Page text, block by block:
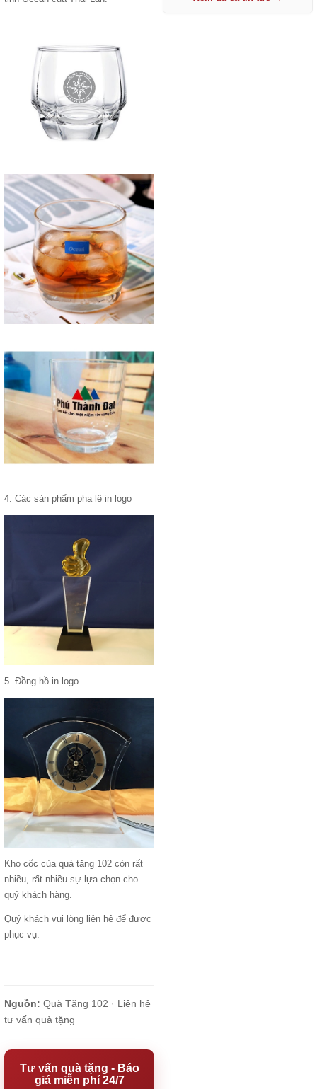
4. Các sản phẩm pha lê in logo
5. Đồng hồ in logo
Kho cốc của quà tặng 102 còn rất
nhiều, rất nhiều sự lựa chọn cho
quý khách hàng.
Quý khách vui lòng liên hệ để được
phục vụ.
Nguồn: Quà Tặng 102 · Liên hệ
tư vấn quà tặng
Tư vấn quà tặng - Báo
giá miễn phí 24/7